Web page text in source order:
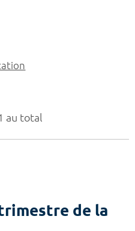
au total
de la